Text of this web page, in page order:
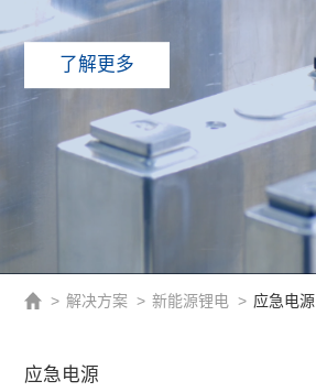
了解更多
> 解决方案 > 新能源锂电 > 应急电源
应急电源